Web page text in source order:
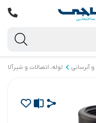
آبرسانی لوله، اتصالات و شیرآلات